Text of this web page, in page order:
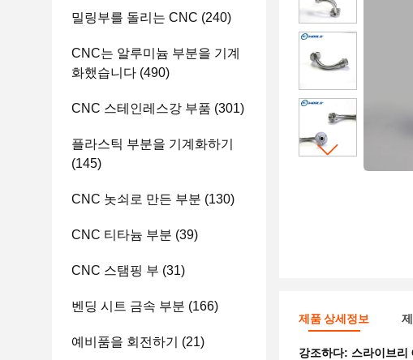
밀링부를 돌리는 CNC (240)
CNC는 알루미늄 부분을 기계
화했습니다 (490)
CNC 스테인레스강 부품 (301)
플라스틱 부분을 기계화하기
(145)
CNC 놋쇠로 만든 부분 (130)
CNC 티타늄 부분 (39)
CNC 스탬핑 부 (31)
벤딩 시트 금속 부분 (166)
예비품을 회전하기 (21)
제품 상세정보
강조하다: 스라이브리